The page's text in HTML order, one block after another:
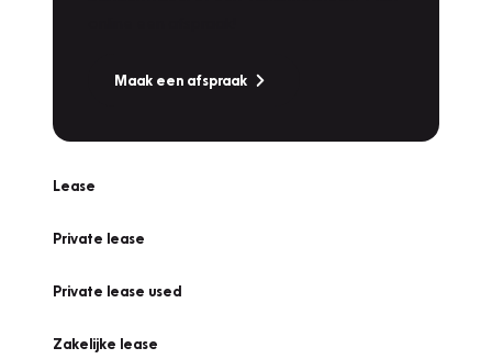
Maak een afspraak
Lease
Private lease
Private lease used
Zakelijke lease